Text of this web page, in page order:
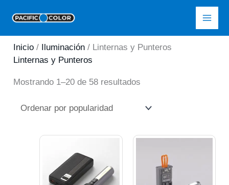
contenido
Inicio / Iluminación / Linternas y Punteros
Linternas y Punteros
Mostrando 1–20 de 58 resultados
popularidad